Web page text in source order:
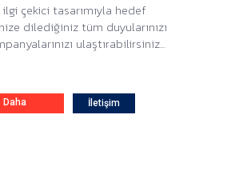
ilgi çekici tasarımıyla hedef
dilediğiniz tüm duyularınızı
ulaştırabilirsiniz...
Daha
İletişim